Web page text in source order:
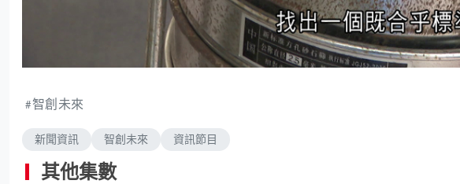
智創未來
新聞資訊 智創未來 資訊節目
其他集數